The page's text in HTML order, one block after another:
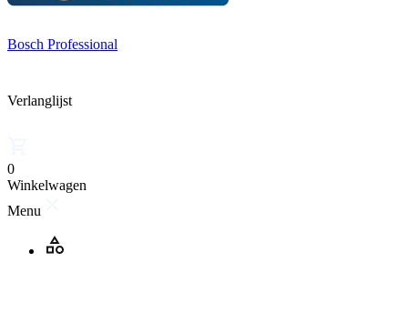
Bosch Professional
Verlanglijst
0
Winkelwagen
Menu